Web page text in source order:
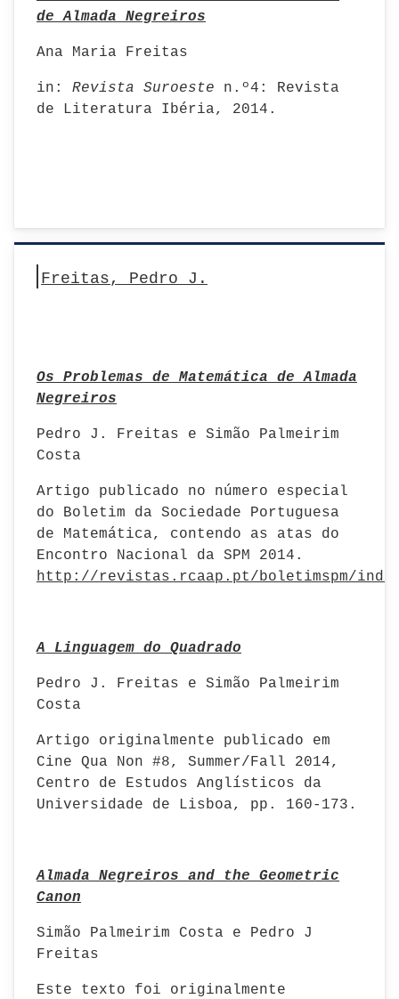
de Almada Negreiros
Ana Maria Freitas
in: Revista Suroeste n.º4: Revista
de Literatura Ibéria, 2014.
Freitas, Pedro J.
Os Problemas de Matemática de Almada
Negreiros
Pedro J. Freitas e Simão Palmeirim
Costa
Artigo publicado no número especial
do Boletim da Sociedade Portuguesa
de Matemática, contendo as atas do
Encontro Nacional da SPM 2014.
http://revistas.rcaap.pt/boletimspm/
A Linguagem do Quadrado
Pedro J. Freitas e Simão Palmeirim
Costa
Artigo originalmente publicado em
Cine Qua Non #8, Summer/Fall 2014,
Centro de Estudos Anglísticos da
Universidade de Lisboa, pp. 160-173.
Almada Negreiros and the Geometric
Canon
Simão Palmeirim Costa e Pedro J
Freitas
Este texto foi originalmente